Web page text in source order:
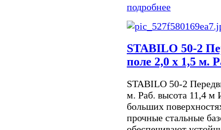
подробнее
STABILO 50-2
поле 2,0 х 1,5 м.
STABILO 50-2
м. Раб. высота 11,4 м
больших
прочные стальные